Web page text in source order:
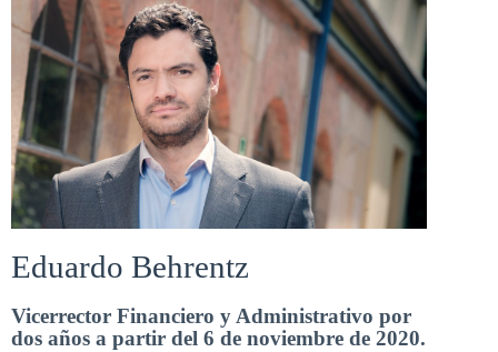
Eduardo Behrentz
Vicerrector Financiero y Administrativo por
dos años a partir del 6 de noviembre de 2020.